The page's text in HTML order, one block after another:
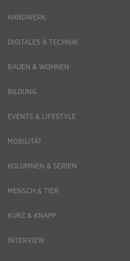
HANDWERK
DIGITALES & TECHNIK
BAUEN & WOHNEN
BILDUNG
EVENTS & LIFESTYLE
MOBILITÄT
KOLUMNEN & SERIEN
MENSCH & TIER
KURZ & KNAPP
INTERVIEW